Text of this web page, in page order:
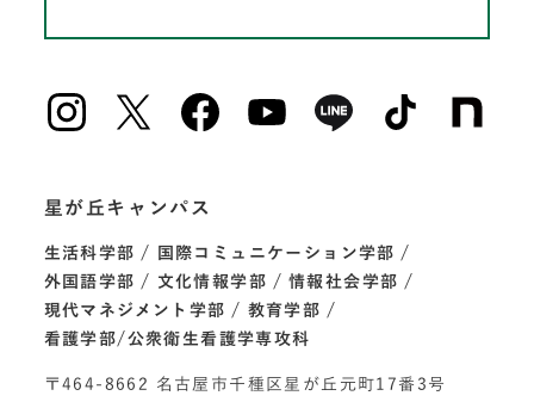
星が丘キャンパス
生活科学部
国際コミュニケーション学部
外国語学部
文化情報学部
情報社会学部
現代マネジメント学部
教育学部
看護学部/公衆衛生看護学専攻科
〒464-8662 名古屋市千種区星が丘元町17番3号